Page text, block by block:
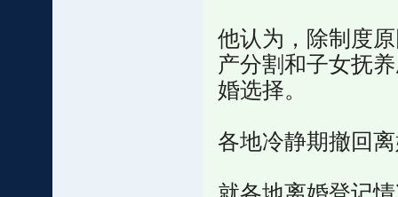
他认为，除制度
产分割和子女抚
婚选择。
各地冷静期撤回